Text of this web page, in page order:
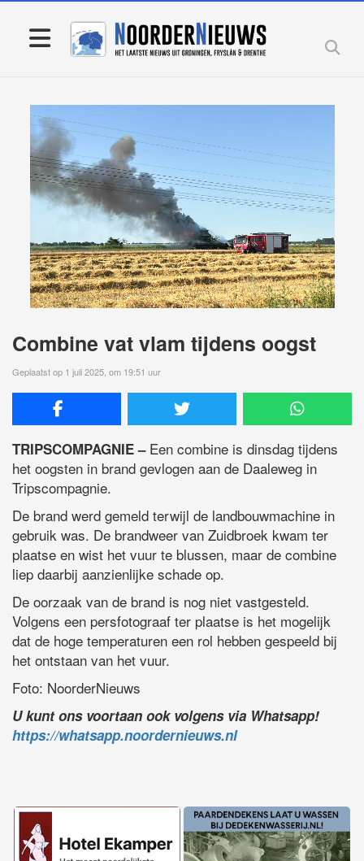
Combine vat vlam tijdens oogst
Geplaatst op 1 juli 2025, om 19:51 uur
TRIPSCOMPAGNIE –Een combine is dinsdag tijdens
het oogsten in brand gevlogen aan de Daaleweg in
Tripscompagnie.
De brand werd gemeld terwijl de landbouwmachine in
gebruik was. De brandweer van Zuidbroek kwam ter
plaatse en wist het vuur te blussen, maar de combine
liep daarbij aanzienlijke schade op.
De oorzaak van de brand is nog niet vastgesteld.
Volgens een persfotograaf ter plaatse is het mogelijk
dat de hoge temperaturen een rol hebben gespeeld bij
het ontstaan van het vuur.
Foto: NoorderNieuws
U kunt ons voortaan ook volgens via Whatsapp!
https://whatsapp.noordernieuws.nl